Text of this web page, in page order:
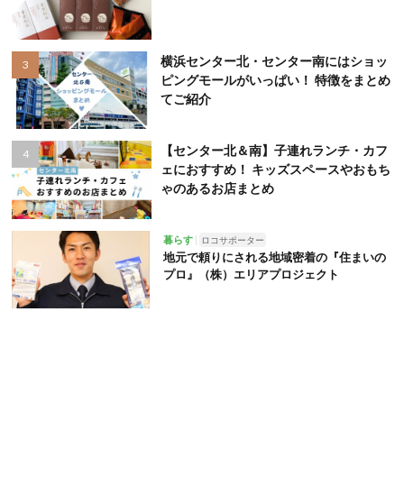
横浜センター北・センター南にはショッ
ピングモールがいっぱい！ 特徴をまとめ
てご紹介
【センター北＆南】子連れランチ・カフ
ェにおすすめ！ キッズスペースやおもち
ゃのあるお店まとめ
暮らす ロコサポーター
地元で頼りにされる地域密着の『住まいの
プロ』（株）エリアプロジェクト